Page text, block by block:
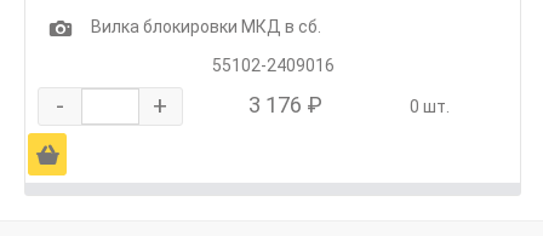
1
Вилка блокировки МКД в сб.
55102-2409016
- + 3 176 ₽ 0 шт.
Ä